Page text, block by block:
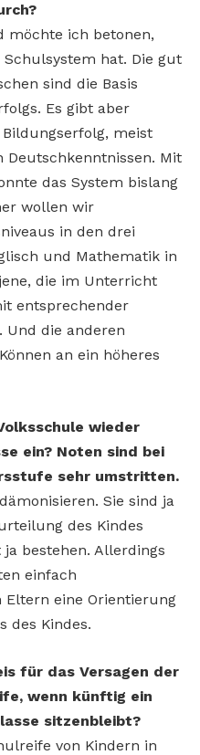
möchte ich betonen,
hat. Die gut
sind die Basis
Es gibt aber
meist
Mit
das System bislang
wollen wir
in den drei
und Mathematik in
die im Unterricht
entsprechender
Und die anderen
an ein höheres
wieder
ein? Noten sind bei
sehr umstritten.
Sie sind ja
des Kindes
bestehen. Allerdings
einfach
eine Orientierung
des Kindes.
für das Versagen der
wenn künftig ein
sitzenbleibt?
von Kindern in